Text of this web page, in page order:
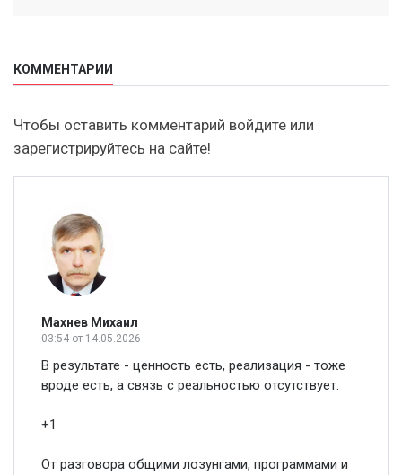
КОММЕНТАРИИ
Чтобы оставить комментарий войдите или
зарегистрируйтесь на сайте!
Махнев Михаил
03:54 от 14.05.2026
В результате - ценность есть, реализация - тоже
вроде есть, а связь с реальностью отсутствует.
+1
От разговора общими лозунгами, программами и